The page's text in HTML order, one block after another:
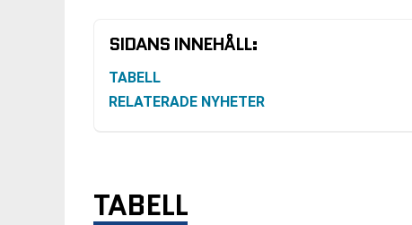
SIDANS INNEHÅLL:
TABELL
RELATERADE NYHETER
TABELL